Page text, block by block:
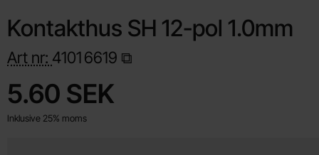
Kontakthus SH 12-pol 1.0mm
Art nr: 41016619
pris
5.60 SEK
Inklusive 25% moms